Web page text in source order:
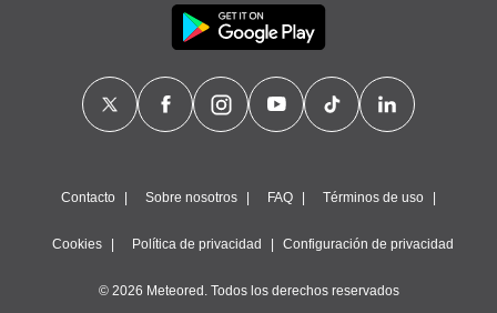
Contacto Sobre nosotros FAQ Términos de uso
Cookies Política de privacidad Configuración de privacidad
© 2026 Meteored. Todos los derechos reservados